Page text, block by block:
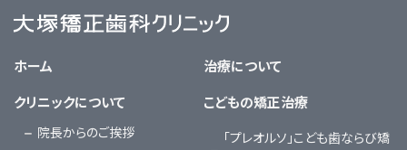
ホーム
クリニックについて
院長からのご挨拶
治療について
こどもの矯正治療
「プレオルソ」こども歯ならび矯